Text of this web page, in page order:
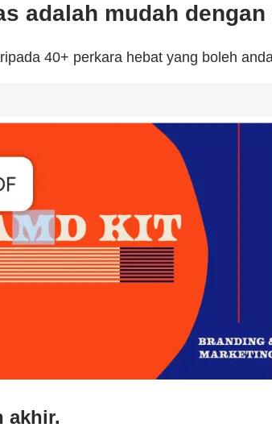
adalah mudah
40+ perkara hebat yang boleh
akhir.